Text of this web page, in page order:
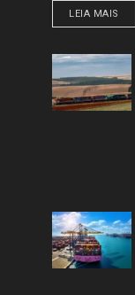
LEIA MAIS